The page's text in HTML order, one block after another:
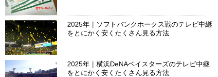
2025年｜ソフトバンクホークス戦のテレビ中継
をとにかく安くたくさん見る方法
2025年｜横浜DeNAベイスターズのテレビ中継
をとにかく安くたくさん見る方法